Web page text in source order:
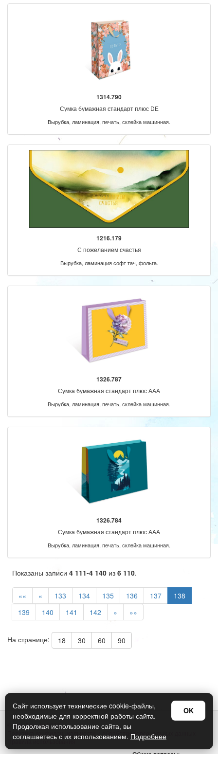
1314.790
Сумка бумажная стандарт плюс DE
Вырубка, ламинация, печать, склейка машинная.
1216.179
С пожеланием счастья
Вырубка, ламинация софт тач, фольга.
1326.787
Сумка бумажная стандарт плюс ААА
Вырубка, ламинация, печать, склейка машинная.
1326.784
Сумка бумажная стандарт плюс ААА
Вырубка, ламинация, печать, склейка машинная.
Показаны записи 4 111-4 140 из 6 110.
«« « 133 134 135 136 137
138
139
140 141 142 » »»
На странице: 18 30 60 90
© Арт Дизайн 2026
Политика конфиденциальности и обработки персональных данных
Правила использования
Общие вопросы:
Сайт использует технические cookie-файлы,
необходимые для корректной работы сайта.
Продолжая использование сайта, вы
соглашаетесь с их использованием. Подробнее
OK